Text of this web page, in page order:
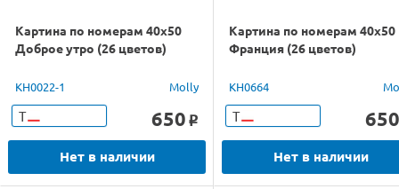
Картина по номерам 40х50
Доброе утро (26 цветов)
KH0022-1 Molly
Т 650 o
Нет в наличии
Картина по номерам 40х50
Франция (26 цветов)
KH0664
Т 650
Нет в наличии